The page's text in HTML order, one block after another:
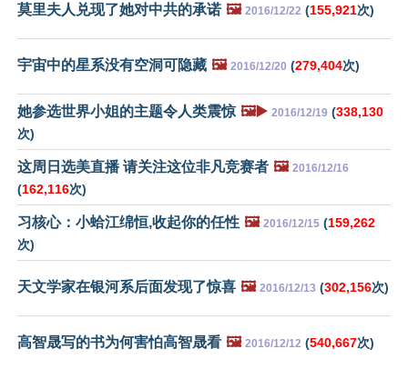
莫里夫人兑现了她对中共的承诺 🖼️ 2016/12/22 (155,921次)
宇宙中的星系没有空洞可隐藏 🖼️ 2016/12/20 (279,404次)
她参选世界小姐的主题令人类震惊 🖼️▶️ 2016/12/19 (338,130
次)
这周日选美直播 请关注这位非凡竞赛者 🖼️ 2016/12/16
(162,116次)
习核心：小蛤江绵恒,收起你的任性 🖼️ 2016/12/15 (159,262
次)
天文学家在银河系后面发现了惊喜 🖼️ 2016/12/13 (302,156次)
高智晟写的书为何害怕高智晟看 🖼️ 2016/12/12 (540,667次)